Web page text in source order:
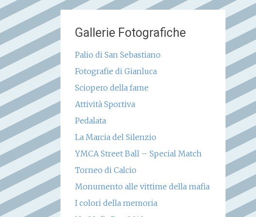
Gallerie Fotografiche
Palio di San Sebastiano
Fotografie di Gianluca
Sciopero della fame
Attività Sportiva
Pedalata
La Marcia del Silenzio
YMCA Street Ball – Special Match
Torneo di Calcio
Monumento alle vittime della mafia
I colori della memoria